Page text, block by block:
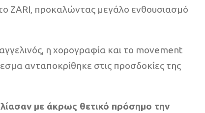
ZARI, προκαλώντας μεγάλο ενθουσιασμό
η χορογραφία και το movement
ανταποκρίθηκε στις προσδοκίες της
με άκρως θετικό πρόσημο την